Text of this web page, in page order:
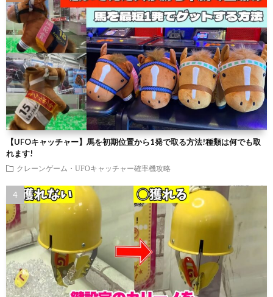
【UFOキャッチャー】馬を初期位置から1発で取る方法!種類は何でも取
れます!
クレーンゲーム・UFOキャッチャー確率機攻略